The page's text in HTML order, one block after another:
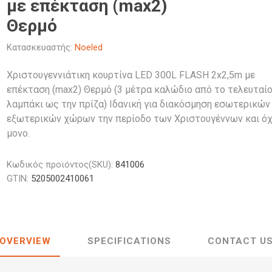
Tubes & Κυκλικές Filament
Κουζίνας LED
Γραφείου LED
Νυκτός LED
LED
Σκαφάκια
Γραμμικά
Φωτιστικά
Γραφείου
& Τοίχου
Σποτ
Άλλα
Διάφορα Αξεσουάρ Μελαμίνης
με επέκταση (max2)
Θερμό
Κατασκευαστής: Noeled
Χριστουγεννιάτικη κουρτίνα LED 300L FLASH 2x2,5m με
επέκταση (max2) Θερμό (3 μέτρα καλώδιο από το τελευταίο
λαμπάκι ως την πρίζα) Ιδανική για διακόσμηση εσωτερικών
εξωτερικών χώρων την περίοδο των Χριστουγέννων και
μονο.
Κωδικός προϊόντος(SKU): 841006
GTIN: 5205002410061
OVERVIEW SPECIFICATIONS CONTACT US